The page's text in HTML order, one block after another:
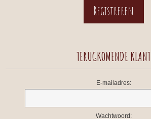
TERUGKOMENDE KLANT
E-mailadres:
Wachtwoord: